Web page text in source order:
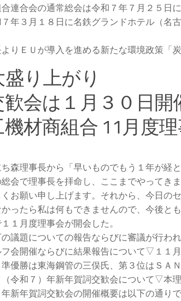
連合会の通常総会は令和７年７月２５日
年３月１８日に名鉄グランドホテル（
りＥＵが導入を進める新たな環境政策「
り上がり
会は１月３０日開
材商組合 11月度
森理事長から「早いものでもう１年が経
会で理事長を拝命し、ここまでやってき
お願い申し上げます。それから、今日の
ったら私は何もできませんので、今後と
１月度理事会が開会した。
議題についての報告ならびに審議が行われ
会開催ならびに結果報告について▽１１
優勝は東海鋼管の三俣氏、第３位はＳＡ
令和７）年新年賀詞交歓会について▽本
新年賀詞交歓会の開催概要は以下の通